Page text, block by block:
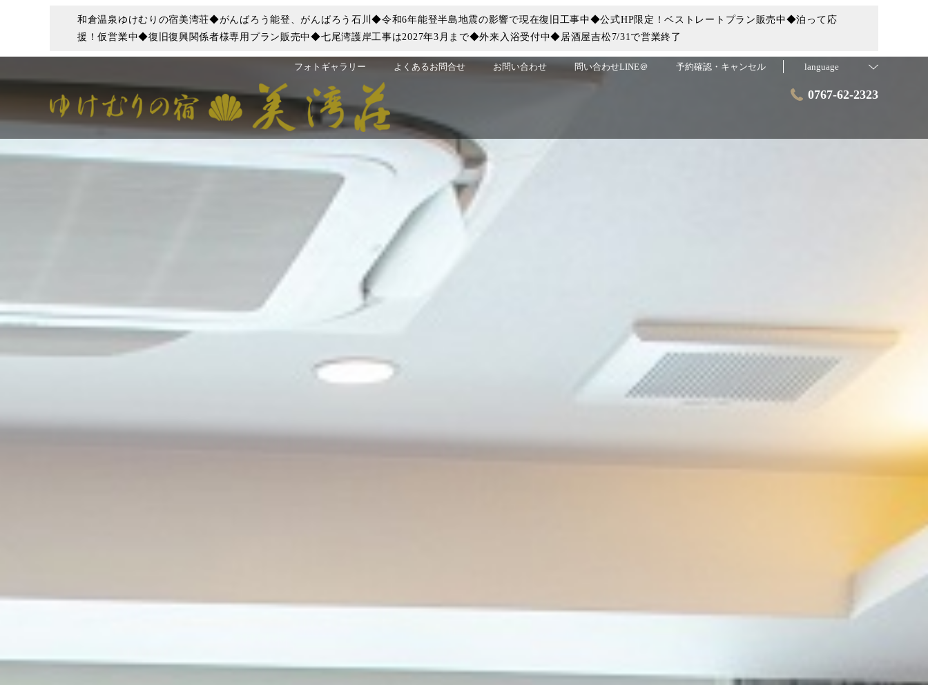
和倉温泉ゆけむりの宿美湾荘◆がんばろう能登、がんばろう石川◆令和6年能登半島地震の影響で現在復旧工事中◆公式HP限定！ベストレートプラン販売中◆泊って応
援！仮営業中◆復旧復興関係者様専用プラン販売中◆七尾湾護岸工事は2027年3月まで◆外来入浴受付中◆居酒屋吉松7/31で営業終了
フォトギャラリー よくあるお問合せ お問い合わせ 問い合わせLINE＠ 予約確認・キャンセル language
0767-62-2323